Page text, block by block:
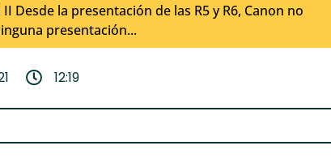
Desde la presentación de las R5 y R6, Canon no
presentación...
12:19